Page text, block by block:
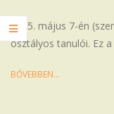
09
2025. május 7-én
osztályos tanulói. Ez
BŐVEBBEN…